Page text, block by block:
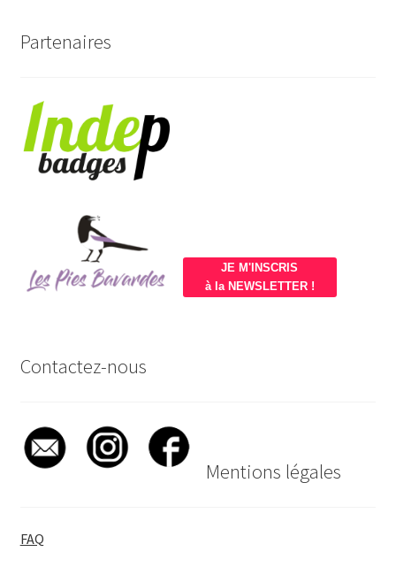
Partenaires
JE M'INSCRIS
à la NEWSLETTER !
Contactez-nous
Mentions légales
FAQ